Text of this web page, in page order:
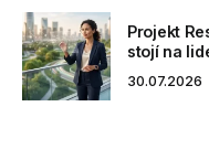
Projekt
stojí na
30.07.2026